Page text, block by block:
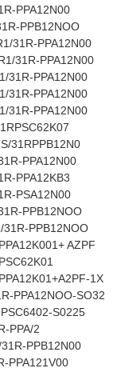
PPA12N00
PPB12NOO
31R-PPA12N00
31R-PPA12N00
31R-PPA12N00
31R-PPA12N00
31R-PPA12N00
31RPPB12N0
PPA12N00
PPA12KB3
PSA12N00
PPB12NOO
PPB12NOO
AZPF
1X
PPA12NOO-SO32
S0225
PPA/2
PPB12N00
PPA121V00